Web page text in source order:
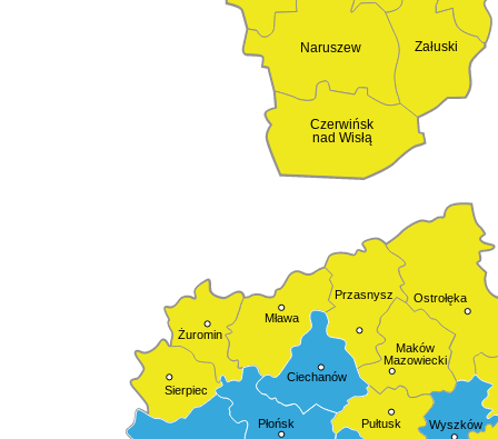
Naruszew Załuski
Czerwińsk
nad Wisłą
Ostrołęka
Wyszków
Pułtusk
Maków
Mazowiecki
Przasnysz
Mława
Żuromin
Sierpiec
Płońsk
Ciechanów